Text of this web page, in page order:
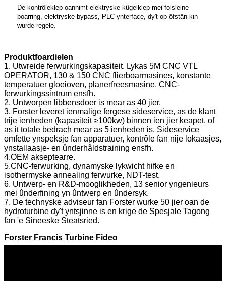
De kontrôleklep oannimt elektryske kûgelklep mei folsleine
boarring, elektryske bypass, PLC-ynterface, dy't op ôfstân kin
wurde regele.
Produktfoardielen
1. Utwreide ferwurkingskapasiteit. Lykas 5M CNC VTL
OPERATOR, 130 & 150 CNC flierboarmasines, konstante
temperatuer gloeioven, planerfreesmasine, CNC-
ferwurkingssintrum ensfh.
2. Untworpen libbensdoer is mear as 40 jier.
3. Forster leveret ienmalige fergese sideservice, as de klant
trije ienheden (kapasiteit ≥100kw) binnen ien jier keapet, of
as it totale bedrach mear as 5 ienheden is. Sideservice
omfette ynspeksje fan apparatuer, kontrôle fan nije lokaasjes,
ynstallaasje- en ûnderhâldstraining ensfh.
4.OEM akseptearre.
5.CNC-ferwurking, dynamyske lykwicht hifke en
isothermyske annealing ferwurke, NDT-test.
6. Untwerp- en R&D-mooglikheden, 13 senior yngenieurs
mei ûnderfining yn ûntwerp en ûndersyk.
7. De technyske adviseur fan Forster wurke 50 jier oan de
hydroturbine dy't yntsjinne is en krige de Spesjale Tagong
fan 'e Sineeske Steatsried.
Forster Francis Turbine Fideo